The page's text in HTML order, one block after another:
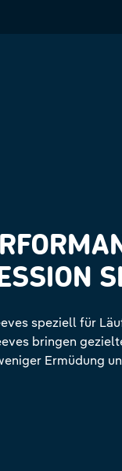
speziell für
bringen
Ermüdung